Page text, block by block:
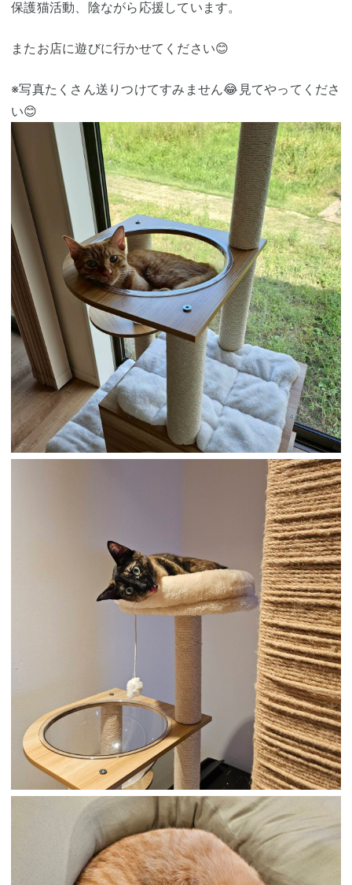
保護猫活動、陰ながら応援しています。
またお店に遊びに行かせてください😊
※写真たくさん送りつけてすみません😂見てやってくださ
い😊